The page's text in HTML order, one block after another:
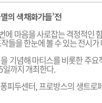
의 색채화가들’전
에 마음을 사로잡는 격정적인
들을 한눈에 볼 수 있는 전시가
기념해 마티스를 비롯한 주
일까지 개최한다.
피두센터, 프로방스의 생트